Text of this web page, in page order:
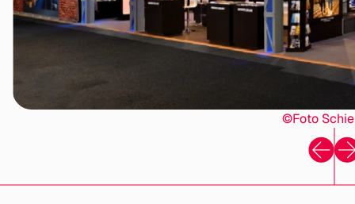
©Foto